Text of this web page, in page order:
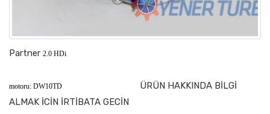
Partner 2.0 HDi
motoru: DW10TD ÜRÜN HAKKINDA BİLGİ
ALMAK İCİN İRTİBATA GECİN